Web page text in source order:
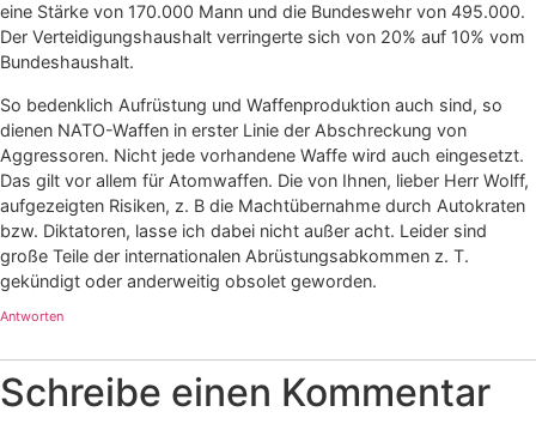
eine Stärke von 170.000 Mann und die Bundeswehr von 495.000.
Der Verteidigungshaushalt verringerte sich von 20% auf 10% vom
Bundeshaushalt.
So bedenklich Aufrüstung und Waffenproduktion auch sind, so
dienen NATO-Waffen in erster Linie der Abschreckung von
Aggressoren. Nicht jede vorhandene Waffe wird auch eingesetzt.
Das gilt vor allem für Atomwaffen. Die von Ihnen, lieber Herr Wolff,
aufgezeigten Risiken, z. B die Machtübernahme durch Autokraten
bzw. Diktatoren, lasse ich dabei nicht außer acht. Leider sind
große Teile der internationalen Abrüstungsabkommen z. T.
gekündigt oder anderweitig obsolet geworden.
Antworten
Schreibe einen Kommentar